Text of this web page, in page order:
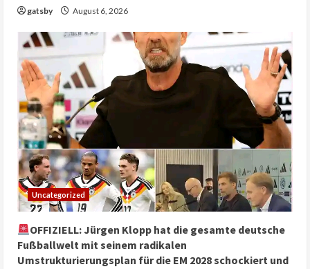
gatsby August 6, 2026
Uncategorized
OFFIZIELL: Jürgen Klopp hat die gesamte deutsche
Fußballwelt mit seinem radikalen
Umstrukturierungsplan für die EM 2028 schockiert und